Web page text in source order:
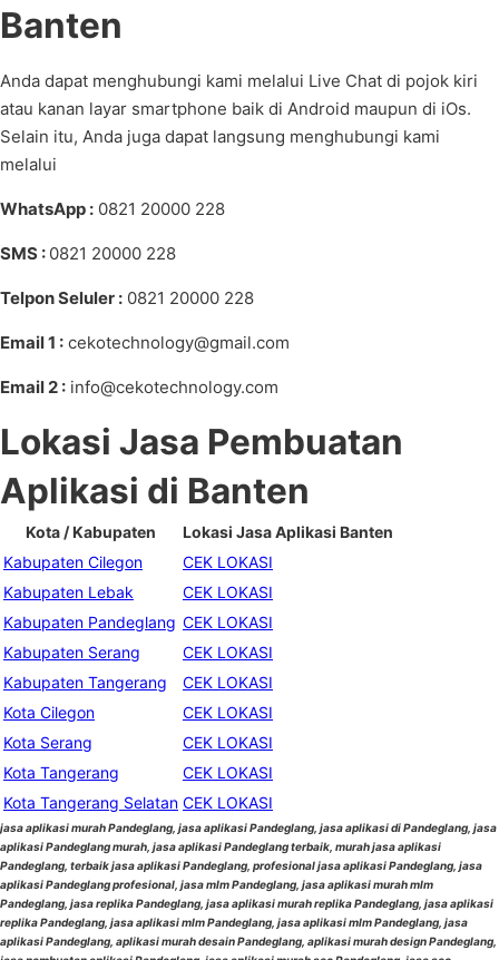
Banten
Anda dapat menghubungi kami melalui Live Chat di pojok kiri
atau kanan layar smartphone baik di Android maupun di iOs.
Selain itu, Anda juga dapat langsung menghubungi kami
melalui
WhatsApp : 0821 20000 228
SMS : 0821 20000 228
Telpon Seluler : 0821 20000 228
Email 1 : cekotechnology@gmail.com
Email 2 : info@cekotechnology.com
Lokasi Jasa Pembuatan
Aplikasi di Banten
Kota / Kabupaten
Lokasi Jasa Aplikasi Banten
Kabupaten Cilegon
CEK LOKASI
Kabupaten Lebak
CEK LOKASI
Kabupaten Pandeglang CEK LOKASI
Kabupaten Serang
CEK LOKASI
Kabupaten Tangerang
CEK LOKASI
Kota Cilegon
CEK LOKASI
Kota Serang
CEK LOKASI
Kota Tangerang
CEK LOKASI
Kota Tangerang Selatan CEK LOKASI
jasa aplikasi murah Pandeglang, jasa aplikasi Pandeglang, jasa aplikasi di Pandeglang, jasa
aplikasi Pandeglang murah, jasa aplikasi Pandeglang terbaik, murah jasa aplikasi
Pandeglang, terbaik jasa aplikasi Pandeglang, profesional jasa aplikasi Pandeglang, jasa
aplikasi Pandeglang profesional, jasa mlm Pandeglang, jasa aplikasi murah mlm
Pandeglang, jasa replika Pandeglang, jasa aplikasi murah replika Pandeglang, jasa aplikasi
replika Pandeglang, jasa aplikasi mlm Pandeglang, jasa aplikasi mlm Pandeglang, jasa
aplikasi Pandeglang, aplikasi murah desain Pandeglang, aplikasi murah design Pandeglang,